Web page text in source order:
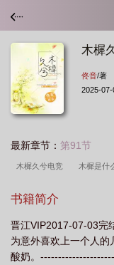
木樨
佟音/著
2025-07-
最新章节： 第91节
木樨久兮电竞 木樨是什
念什么 木樨是啥
[电竞 木樨怎么读音是什
么意思 木樨久兮电竞无防
书籍简介
晋江VIP2017-07-03完
为意外喜欢上一个人
酸奶。